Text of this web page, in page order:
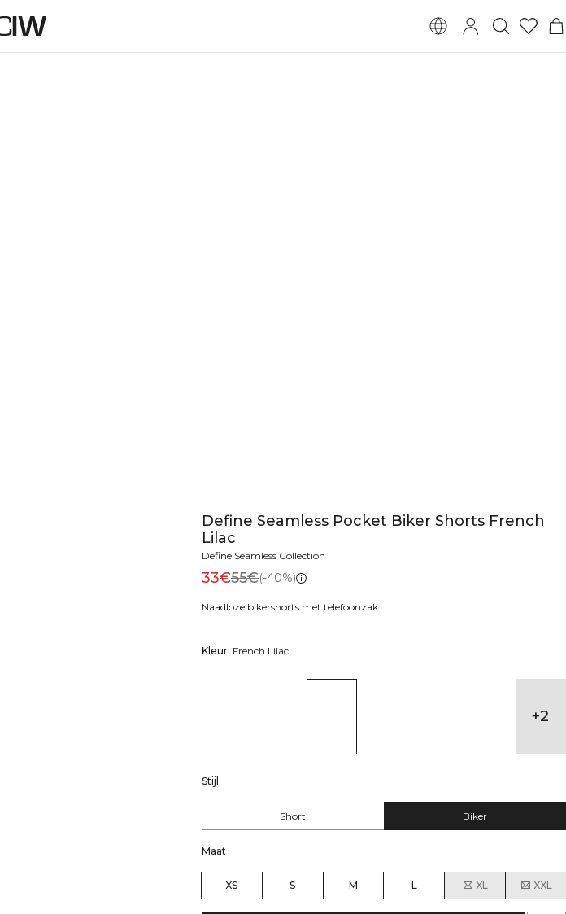
Define Seamless Pocket Biker Shorts French
Lilac
Define Seamless Collection
33€55€(-40%)
Naadloze bikershorts met telefoonzak.
Kleur: French Lilac
+2
Stijl
Short Biker
Maat
XS S M L XL XXL